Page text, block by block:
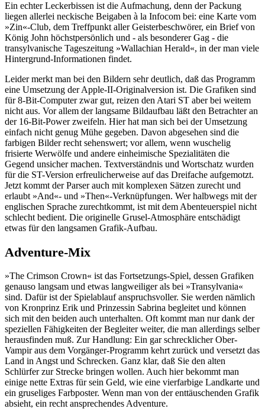
Ein echter Leckerbissen ist die Aufmachung, denn der Packung
liegen allerlei neckische Beigaben à la Infocom bei: eine Karte vom
»Zin«-Club, dem Treffpunkt aller Geisterbeschwörer, ein Brief von
König John höchstpersönlich und - als besonderer Gag - die
transylvanische Tageszeitung »Wallachian Herald«, in der man viele
Hintergrund-Informationen findet.
Leider merkt man bei den Bildern sehr deutlich, daß das Programm
eine Umsetzung der Apple-II-Originalversion ist. Die Grafiken sind
für 8-Bit-Computer zwar gut, reizen den Atari ST aber bei weitem
nicht aus. Vor allem der langsame Bildaufbau läßt den Betrachter an
der 16-Bit-Power zweifeln. Hier hat man sich bei der Umsetzung
einfach nicht genug Mühe gegeben. Davon abgesehen sind die
farbigen Bilder recht sehenswert; vor allem, wenn wuschelig
frisierte Werwölfe und andere einheimische Spezialitäten die
Gegend unsicher machen. Textverständnis und Wortschatz wurden
für die ST-Version erfreulicherweise auf das Dreifache aufgemotzt.
Jetzt kommt der Parser auch mit komplexen Sätzen zurecht und
erlaubt »And«- und »Then«-Verknüpfungen. Wer halbwegs mit der
englischen Sprache zurechtkommt, ist mit dem Abenteuerspiel nicht
schlecht bedient. Die originelle Grusel-Atmosphäre entschädigt
etwas für den langsamen Grafik-Aufbau.
Adventure-Mix
»The Crimson Crown« ist das Fortsetzungs-Spiel, dessen Grafiken
genauso langsam und etwas langweiliger als bei »Transylvania«
sind. Dafür ist der Spielablauf anspruchsvoller. Sie werden nämlich
von Kronprinz Erik und Prinzessin Sabrina begleitet und können
sich mit den beiden auch unterhalten. Oft kommt man nur dank der
speziellen Fähigkeiten der Begleiter weiter, die man allerdings selber
herausfinden muß. Zur Handlung: Ein gar schrecklicher Ober-
Vampir aus dem Vorgänger-Programm kehrt zurück und versetzt das
Land in Angst und Schrecken. Ganz klar, daß Sie den alten
Schlürfer zur Strecke bringen wollen. Auch hier bekommt man
einige nette Extras für sein Geld, wie eine vierfarbige Landkarte und
ein gruseliges Farbposter. Wenn man von der enttäuschenden Grafik
absieht, ein recht ansprechendes Adventure.